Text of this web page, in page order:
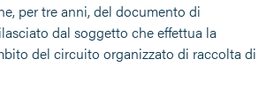
per tre anni, del documento di
dal soggetto che effettua la
del circuito organizzato di raccolta di